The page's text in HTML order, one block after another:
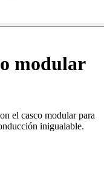
modular
el casco modular para
inigualable.